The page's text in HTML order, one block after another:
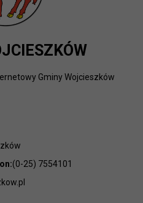
Gminy Wojcieszków
(0-25) 7554101